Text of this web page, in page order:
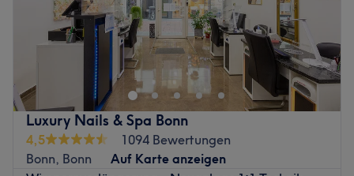
Luxury Nails & Spa Bonn
4,5
1094 Bewertungen
Bonn, Bonn
Auf Karte anzeigen